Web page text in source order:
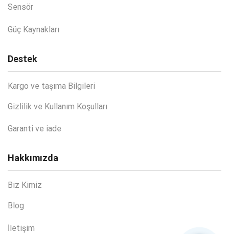
Sensör
Güç Kaynakları
Destek
Kargo ve taşıma Bilgileri
Gizlilik ve Kullanım Koşulları
Garanti ve iade
Hakkımızda
Biz Kimiz
Blog
İletişim